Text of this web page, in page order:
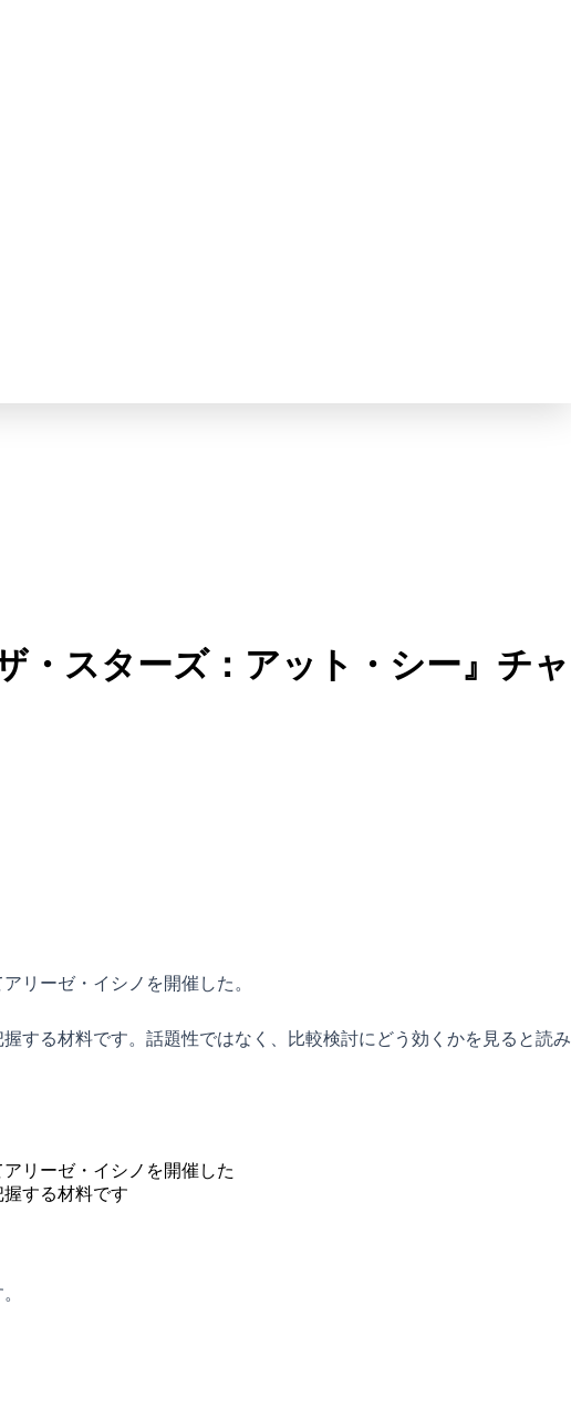
・スターズ：アット・シー』チャ
リーゼ・イシノを開催した。
する材料です。話題性ではなく、比較検討にどう効くかを見ると読み
リーゼ・イシノを開催した
する材料です